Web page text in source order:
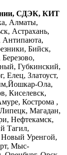
СДЭК, КИТ
Алматы,
Астрахань,
Антипаюта,
Бийск,
Губкинский,
Елец, Златоуст,
Ола,
Киселевск,
Кострома ,
Магадан,
Нефтекамск,
Тагил,
Новый Уренгой,
Мыс-